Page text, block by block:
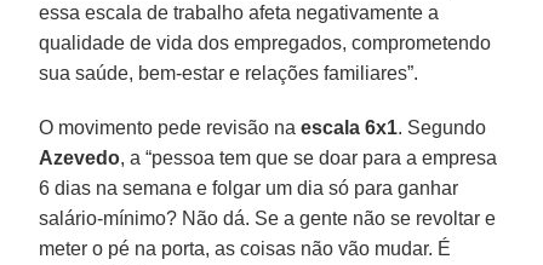
essa escala de trabalho afeta negativamente a
qualidade de vida dos empregados, comprometendo
sua saúde, bem-estar e relações familiares”.
O movimento pede revisão na escala 6x1. Segundo
Azevedo, a “pessoa tem que se doar para a empresa
6 dias na semana e folgar um dia só para ganhar
salário-mínimo? Não dá. Se a gente não se revoltar e
meter o pé na porta, as coisas não vão mudar. É